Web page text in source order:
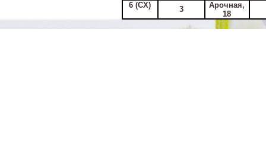
6 (СХ)
3
Арочная,
18